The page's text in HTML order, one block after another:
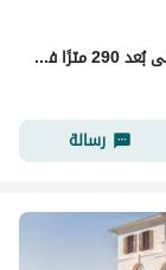
شقة فاخرة بإطلالة مزدوجة في موقع مميز للغاية، على بُعد 290 مترًا فقط من الشاطئ - غرفة للمربية
رسالة